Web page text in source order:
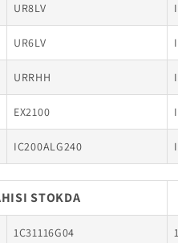
UR8LV
UR6LV
URRHH
EX2100
IC200ALG240
STOKDA
1C31116G04